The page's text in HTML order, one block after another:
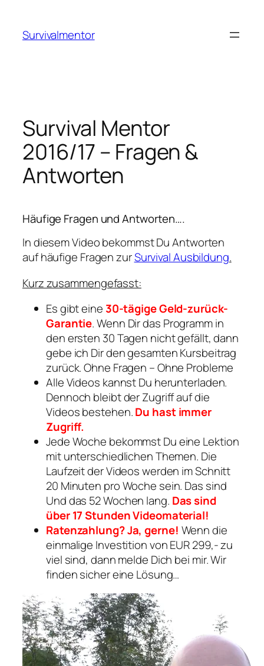
springen
Survivalmentor
Survival Mentor
2016/17 – Fragen &
Antworten
Häufige Fragen und Antworten….
In diesem Video bekommst Du Antworten
auf häufige Fragen zurSurvival Ausbildung.
Kurz zusammengefasst:
Es gibt eine 30-tägige Geld-zurück-
Garantie. Wenn Dir das Programm in
den ersten 30 Tagen nicht gefällt, dann
gebe ich Dir den gesamten Kursbeitrag
zurück. Ohne Fragen – Ohne Probleme
Alle Videos kannst Du herunterladen.
Dennoch bleibt der Zugriff auf die
Videos bestehen.Du hast immer
Zugriff.
Jede Woche bekommst Du eine Lektion
mit unterschiedlichen Themen. Die
Laufzeit der Videos werden im Schnitt
20 Minuten pro Woche sein. Das sind
Und das 52 Wochen lang. Das sind
über 17 Stunden Videomaterial!
Ratenzahlung? Ja, gerne! Wenn die
einmalige Investition von EUR 299,- zu
viel sind, dann melde Dich bei mir. Wir
finden sicher eine Lösung…